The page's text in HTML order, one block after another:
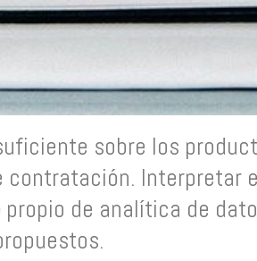
sobre los
contratación. Interpretar
propio de analítica de